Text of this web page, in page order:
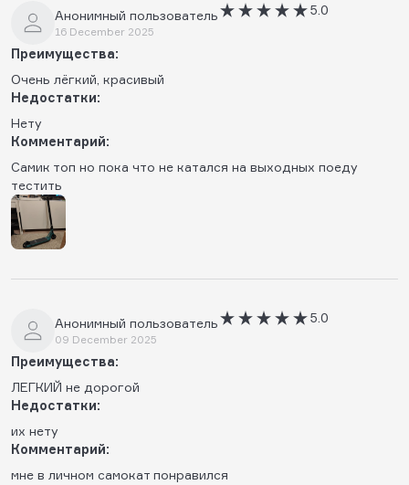
Анонимный пользователь
16 December 2025
5.0
Преимущества:
Очень лёгкий, красивый
Недостатки:
Нету
Комментарий:
Самик топ но пока что не катался на выходных поеду
тестить
Анонимный пользователь
09 December 2025
5.0
Преимущества:
ЛЕГКИЙ не дорогой
Недостатки:
их нету
Комментарий:
мне в личном самокат понравился